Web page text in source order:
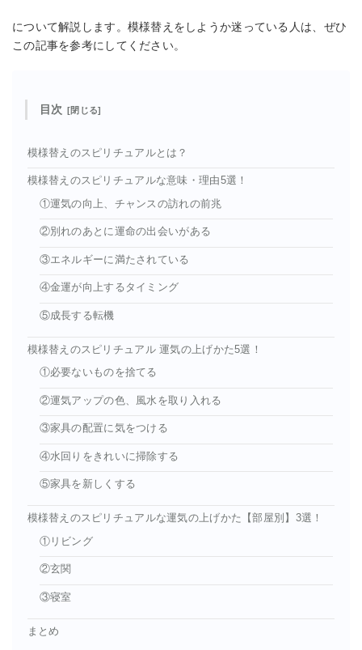
について解説します。模様替えをしようか迷っている人は、ぜひ
この記事を参考にしてください。
目次
模様替えのスピリチュアルとは？
模様替えのスピリチュアルな意味・理由5選！
①運気の向上、チャンスの訪れの前兆
②別れのあとに運命の出会いがある
③エネルギーに満たされている
④金運が向上するタイミング
⑤成長する転機
模様替えのスピリチュアル 運気の上げかた5選！
①必要ないものを捨てる
②運気アップの色、風水を取り入れる
③家具の配置に気をつける
④水回りをきれいに掃除する
⑤家具を新しくする
模様替えのスピリチュアルな運気の上げかた【部屋別】3選！
①リビング
②玄関
③寝室
まとめ